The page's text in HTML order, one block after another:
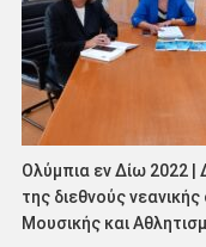
Ολύμπια εν Δίω 2022 |
της διεθνούς
Μουσικής και